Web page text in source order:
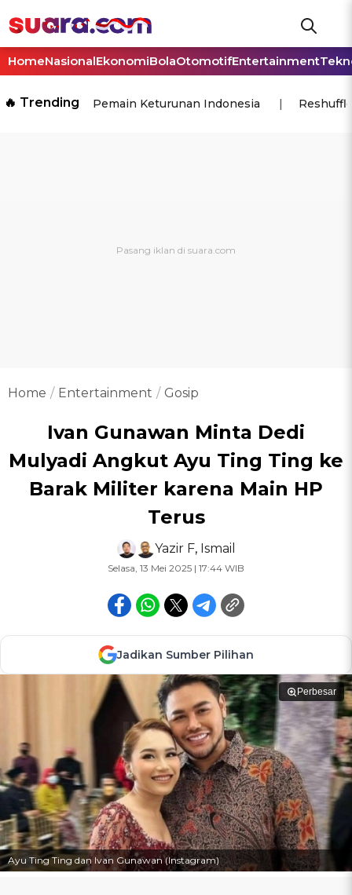
HomeNasionalEkonomiBolaOtomotifEntertainment
🔥 Trending Pemain Keturunan Indonesia
Home Entertainment Gosip
Ivan Gunawan Minta Dedi
Mulyadi Angkut Ayu Ting Ting ke
Barak Militer karena Main HP
Terus
Yazir F, Ismail
Selasa, 13 Mei 2025 | 17:44 WIB
Jadikan Sumber Pilihan
Perbesar
Ayu Ting Ting dan Ivan Gunawan (Instagram)